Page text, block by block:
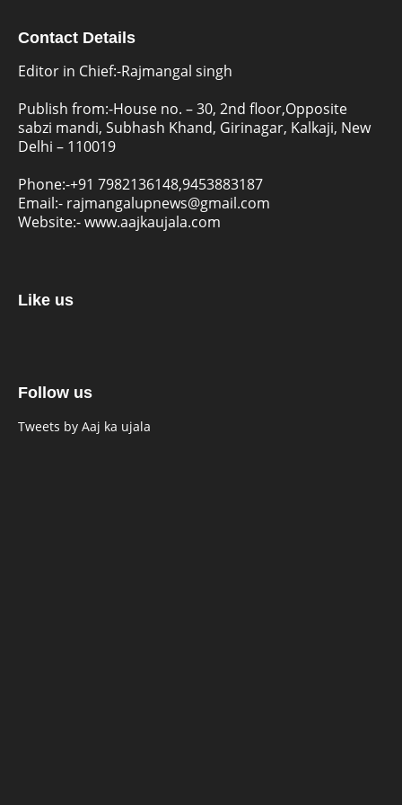
Contact Details
Editor in Chief:-Rajmangal singh
Publish from:-House no. – 30, 2nd floor,Opposite
sabzi mandi, Subhash Khand, Girinagar, Kalkaji, New
Delhi – 110019
Phone:-+91 7982136148,9453883187
Email:- rajmangalupnews@gmail.com
Website:-www.aajkaujala.com
Like us
Follow us
Tweets by Aaj ka ujala